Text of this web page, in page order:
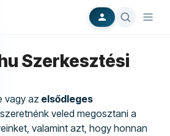
Szerkesztési
vagy az elsődleges
veled megosztani a
valamint azt, hogy honnan